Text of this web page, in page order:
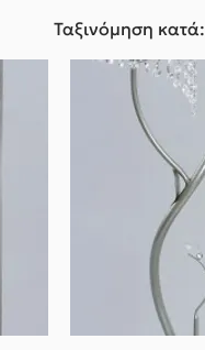
Ταξινόμηση κατά: